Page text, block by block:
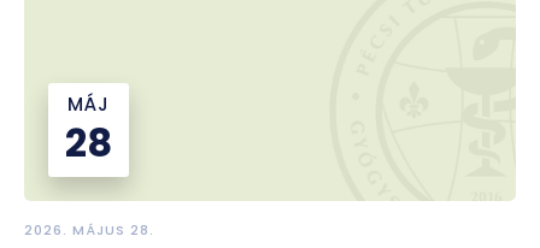
MÁJ
28
2026. MÁJUS 28.